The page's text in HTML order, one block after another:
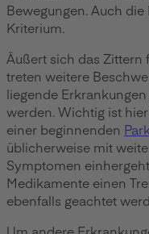
Bewegungen. Auch
Kriterium.
Äußert sich das
treten weitere
liegende
werden. Wichtig ist
einer beginnenden
üblicherweise mit
Symptomen
Medikamente einen
ebenfalls geachtet
Um andere